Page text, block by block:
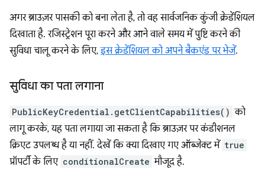
अगर ब्राउज़र पासकी को बना लेता है, तो वह सार्वजनिक कुंजी क्रेडेंशियल
दिखाता है. रजिस्ट्रेशन पूरा करने और आने वाले समय में पुष्टि करने की
सुविधा चालू करने के लिए,इस क्रेडेंशियल को अपने बैकएंड पर भेजें.
सुविधा का पता लगाना
PublicKeyCredential.getClientCapabilities() को
लागू करके, यह पता लगाया जा सकता है कि ब्राउज़र पर कंडीशनल
क्रिएट उपलब्ध है या नहीं. देखें कि क्या दिखाए गए ऑब्जेक्ट में true
प्रॉपर्टी के लिए conditionalCreate मौजूद है.